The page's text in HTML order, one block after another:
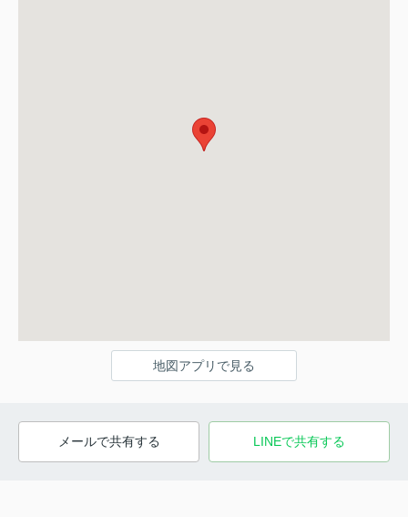
地図アプリで見る
メールで共有する LINEで共有する